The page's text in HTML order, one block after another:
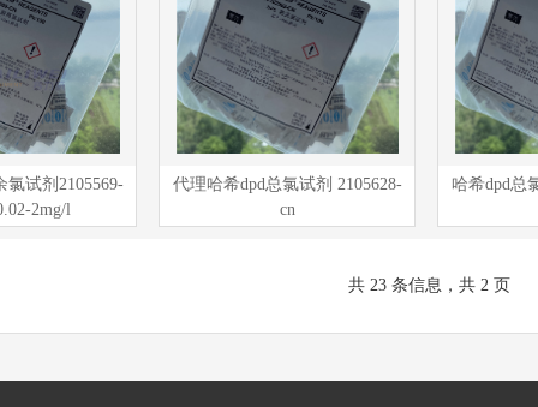
氯试剂2105569-
2mg/l
代理哈希dpd总氯试剂 2105628-
cn
哈希dpd总
共 23 条信息，共 2 页